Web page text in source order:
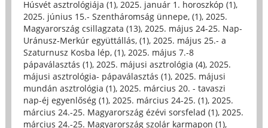
Húsvét asztrológiája (1), 2025. január 1. horoszkóp (1),
2025. június 15.- Szentháromság ünnepe, (1), 2025.
Magyarország csillagzata (13), 2025. május 24-25. Nap-
Uránusz-Merkúr együttállás, (1), 2025. május 25.- a
Szaturnusz Kosba lép, (1), 2025. május 7.-8
pápaválasztás (1), 2025. májusi asztrológia (4), 2025.
májusi asztrológia- pápaválasztás (1), 2025. májusi
mundán asztrológia (1), 2025. március 20. - tavaszi
nap-éj egyenlőség (1), 2025. március 24-25. (1), 2025.
március 24.-25. Magyarország ézévi sorsfelad (1), 2025.
március 24.-25. Magyarország szolár karmapon (1),